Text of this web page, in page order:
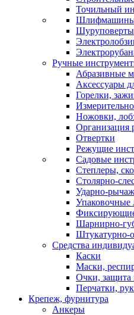
Точильный
Шуруповерты
Ручные
Абразивные
Аксессуары
Горелки,
Ножовки,
Организация
Отвертки
Режущие
Садовые
Степлеры,
Столярно-
Ударно-
Упаковочные
Шарнирно-
Штукатурно-
Средства
Каски
Маски,
Очки, защита
Перчатки,
Крепеж, фурнитура
Анкеры